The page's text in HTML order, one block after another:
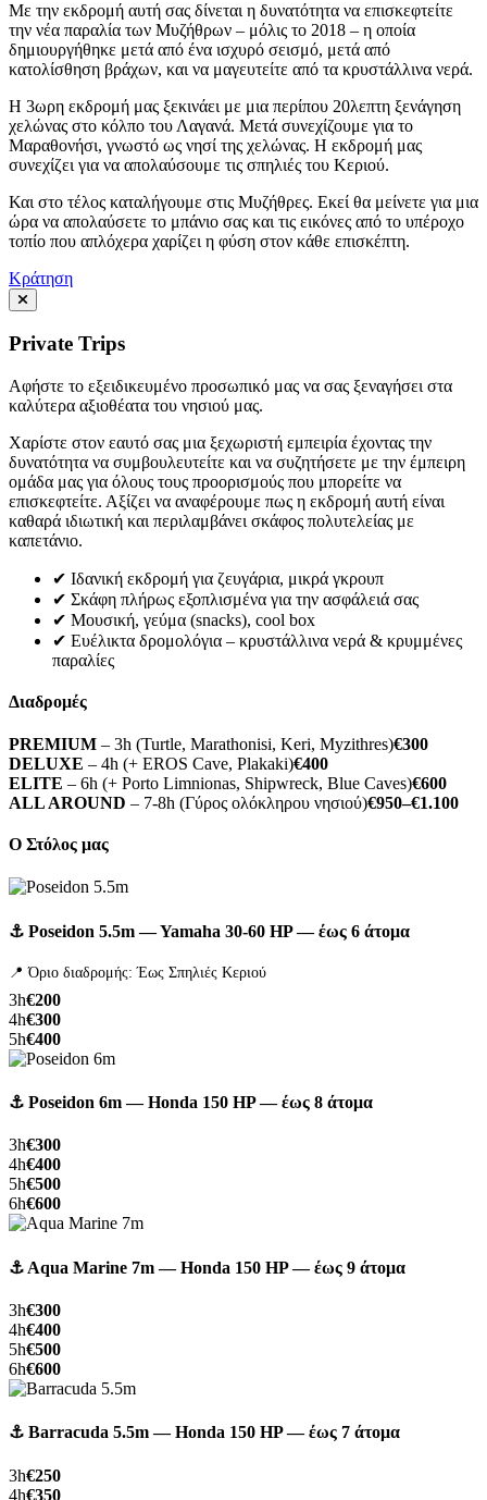
Με την εκδρομή αυτή σας δίνεται η δυνατότητα να επισκεφτείτε
την νέα παραλία των Μυζήθρων – μόλις το 2018 – η οποία
δημιουργήθηκε μετά από ένα ισχυρό σεισμό, μετά από
κατολίσθηση βράχων, και να μαγευτείτε από τα κρυστάλλινα νερά.
Η 3ωρη εκδρομή μας ξεκινάει με μια περίπου 20λεπτη ξενάγηση
χελώνας στο κόλπο του Λαγανά. Μετά συνεχίζουμε για το
Μαραθονήσι, γνωστό ως νησί της χελώνας. Η εκδρομή μας
συνεχίζει για να απολαύσουμε τις σπηλιές του Κεριού.
Και στο τέλος καταλήγουμε στις Μυζήθρες. Εκεί θα μείνετε για μια
ώρα να απολαύσετε το μπάνιο σας και τις εικόνες από το υπέροχο
τοπίο που απλόχερα χαρίζει η φύση στον κάθε επισκέπτη.
Κράτηση
Private Trips
Αφήστε το εξειδικευμένο προσωπικό μας να σας ξεναγήσει στα
καλύτερα αξιοθέατα του νησιού μας.
Χαρίστε στον εαυτό σας μια ξεχωριστή εμπειρία έχοντας την
δυνατότητα να συμβουλευτείτε και να συζητήσετε με την έμπειρη
ομάδα μας για όλους τους προορισμούς που μπορείτε να
επισκεφτείτε. Αξίζει να αναφέρουμε πως η εκδρομή αυτή είναι
καθαρά ιδιωτική και περιλαμβάνει σκάφος πολυτελείας με
καπετάνιο.
✔ Ιδανική εκδρομή για ζευγάρια, μικρά γκρουπ
✔ Σκάφη πλήρως εξοπλισμένα για την ασφάλειά σας
✔ Μουσική, γεύμα (snacks), cool box
✔ Ευέλικτα δρομολόγια – κρυστάλλινα νερά & κρυμμένες
παραλίες
Διαδρομές
PREMIUM – 3h (Turtle, Marathonisi, Keri, Myzithres)€300
DELUXE – 4h (+ EROS Cave, Plakaki)€400
ELITE – 6h (+ Porto Limnionas, Shipwreck, Blue Caves)€600
ALL AROUND – 7-8h (Γύρος ολόκληρου νησιού)€950–€1.100
Ο Στόλος μας
⚓ Poseidon 5.5m — Yamaha 30-60 HP — έως 6 άτομα
📍 Όριο διαδρομής: Έως Σπηλιές Κεριού
3h€200
4h€300
5h€400
⚓ Poseidon 6m — Honda 150 HP — έως 8 άτομα
3h€300
4h€400
5h€500
6h€600
⚓ Aqua Marine 7m — Honda 150 HP — έως 9 άτομα
3h€300
4h€400
5h€500
6h€600
⚓ Barracuda 5.5m — Honda 150 HP — έως 7 άτομα
3h€250
4h€350